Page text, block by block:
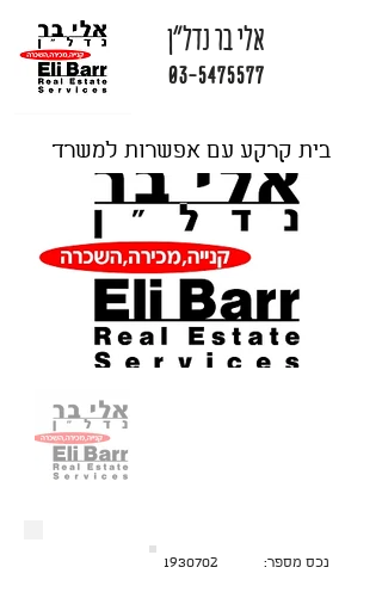
אלי בר נדל"ן
03-5475577
בית קרקע עם אפשרות למשרד
1930702 נכס מספר: